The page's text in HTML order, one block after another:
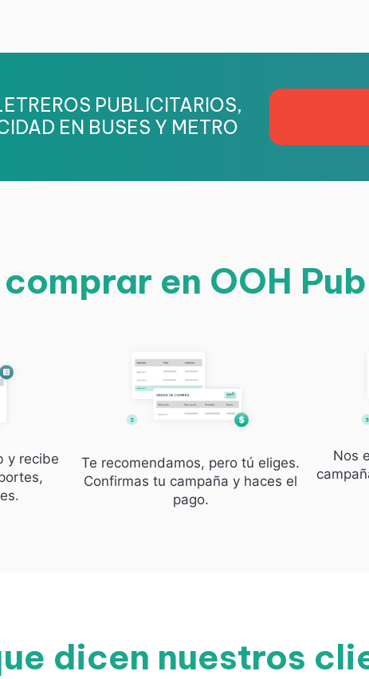
PUBLICITARIOS,
EN BUSES Y METRO
en OOH
y recibe
Te recomendamos, pero tú eliges.
Confirmas tu campaña y haces el
pago.
Nos
dicen nuestros